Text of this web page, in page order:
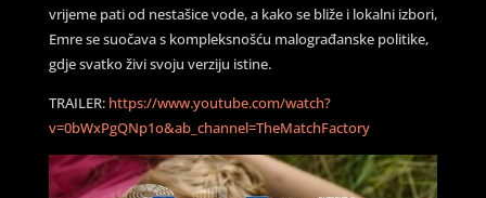
vrijeme pati od nestašice vode, a kako se bliže i lokalni izbori,
Emre se suočava s kompleksnošću malograđanske politike,
gdje svatko živi svoju verziju istine.
TRAILER: https://www.youtube.com/watch?
v=0bWxPgQNp1o&ab_channel=TheMatchFactory